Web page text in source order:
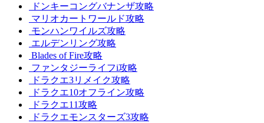
ドンキーコングバナンザ攻略
マリオカートワールド攻略
モンハンワイルズ攻略
エルデンリング攻略
Blades of Fire攻略
ファンタジーライフi攻略
ドラクエ3リメイク攻略
ドラクエ10オフライン攻略
ドラクエ11攻略
ドラクエモンスターズ3攻略